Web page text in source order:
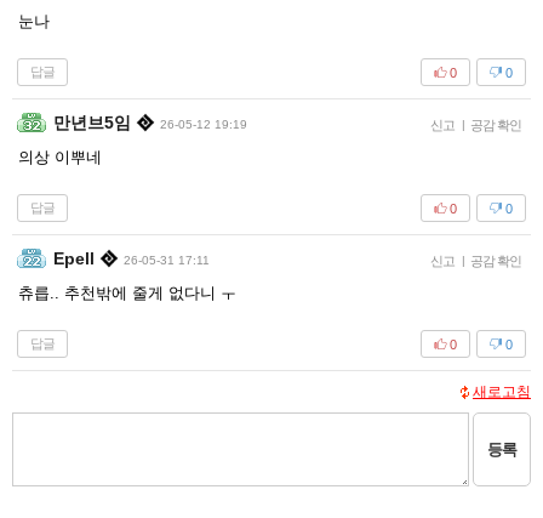
눈나
답글 0
0
만년브5임 26-05-12 19:19 신고 공감 확인
의상 이뿌네
답글 0
0
Epell 26-05-31 17:11 신고 공감 확인
츄릅.. 추천밖에 줄게 없다니 ㅜ
답글 0
0
새로고침
등록